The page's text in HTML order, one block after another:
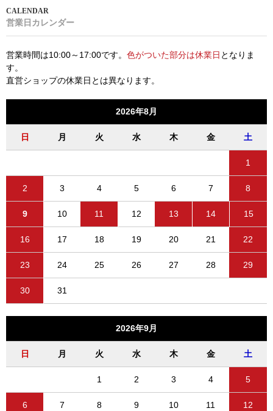
営業日カレンダー
営業時間は10:00～17:00です。 色がついた部分は休業日 となりま
す。
直営ショップの休業日とは異なります。
2026年8月
日 月 火 水 木 金 土
1
2 3 4 5 6 7 8
9 10 11 12 13 14 15
16 17 18 19 20 21 22
23 24 25 26 27 28 29
30 31
2026年9月
日 月 火 水 木 金 土
1 2 3 4 5
6 7 8 9 10 11 12